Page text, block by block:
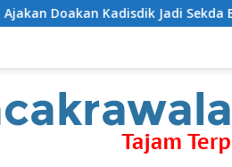
Jadi Sekda Beredar di Grup K3S,